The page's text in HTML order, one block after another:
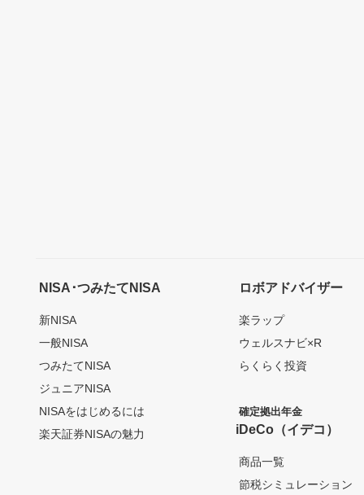
NISA･つみたてNISA
新NISA
一般NISA
つみたてNISA
ジュニアNISA
NISAをはじめるには
楽天証券NISAの魅力
ロボアドバイザー
楽ラップ
ウェルスナビ×R
らくらく投資
確定拠出年金
iDeCo（イデコ）
商品一覧
節税シミュレーション